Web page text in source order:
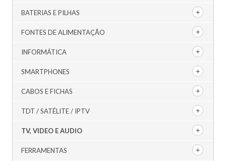
BATERIAS E PILHAS
FONTES DE ALIMENTAÇÃO
INFORMÁTICA
SMARTPHONES
CABOS E FICHAS
TDT / SATÉLITE / IPTV
TV, VIDEO E AUDIO
FERRAMENTAS